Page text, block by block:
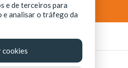
- Fundação de Ciência,
e de terceiros para
e analisar o tráfego da
cookies